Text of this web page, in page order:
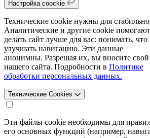
Настройка coockie
Технические cookie нужны для
Аналитические и другие cookie
делать сайт лучше для вас: понимать,
улучшать навигацию. Эти данные
анонимны. Разрешая их, вы вносите свой
нашего сайта. Подробности в Политике
обработки персональных данных.
Технические Cookies
Эти файлы cookie необходимы для
его основных функций (например,